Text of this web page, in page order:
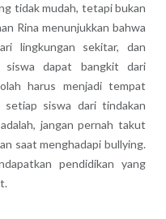
tidak mudah, tetapi bukan
Rina menunjukkan bahwa
lingkungan sekitar, dan
dapat bangkit dari
harus menjadi tempat
setiap siswa dari tindakan
jangan pernah takut
saat menghadapi bullying.
pendidikan yang